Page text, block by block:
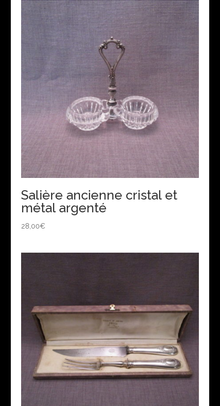
Salière ancienne cristal et
métal argenté
28,00€